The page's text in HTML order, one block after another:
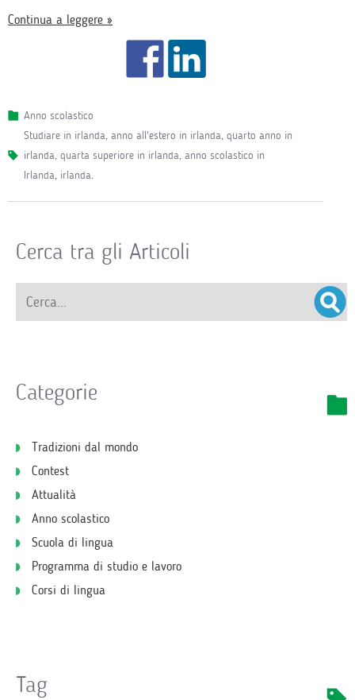
Continua a leggere »
Anno scolastico
studiare in irlanda, anno all'estero in irlanda, quarto anno in
irlanda, quarta superiore in irlanda, anno scolastico in
Irlanda, irlanda.
Cerca tra gli Articoli
Categorie
Tradizioni dal mondo
Contest
Attualità
Anno scolastico
Scuola di lingua
Programma di studio e lavoro
Corsi di lingua
Tag